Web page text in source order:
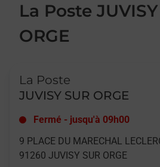
La Poste
ORGE
La Poste
JUVISY SUR ORGE
Fermé - jusqu'à 09h00
9 PLACE DU MARECHAL
91260 JUVISY SUR ORGE